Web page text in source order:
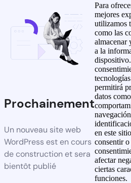
Prochainement
Un nouveau site web
WordPress est en cours
de construction et sera
bientôt publié
Para
mejores
utilizamos
como las
almacenar
a la
permitirá
datos
en este
consentir
afectar
ciertas
funciones.